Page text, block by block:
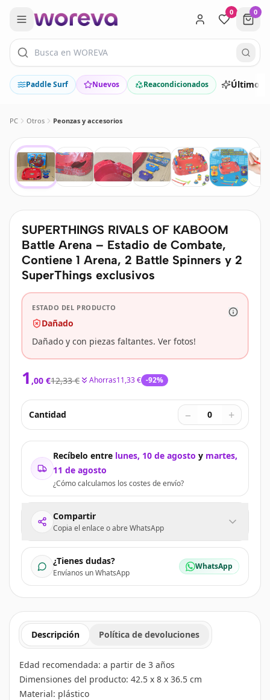
0 0
Paddle Surf Nuevos Reacondicionados Últimos
PC Otros Peonzas y accesorios
SUPERTHINGS RIVALS OF KABOOM
Battle Arena – Estadio de Combate,
Contiene 1 Arena, 2 Battle Spinners y 2
SuperThings exclusivos
ESTADO DEL PRODUCTO
Dañado
Dañado y con piezas faltantes. Ver fotos!
1 ,00 €12,33 € Ahorras11,33 € -92%
Cantidad − 0 +
Recíbelo entre lunes, 10 de agosto y martes,
11 de agosto
¿Cómo calculamos los costes de envío?
Compartir
Copia el enlace o abre WhatsApp
¿Tienes dudas?
Envíanos un WhatsApp
WhatsApp
Descripción Política de devoluciones
Edad recomendada: a partir de 3 años
Dimensiones del producto: 42.5 x 8 x 36.5 cm
Material: plástico